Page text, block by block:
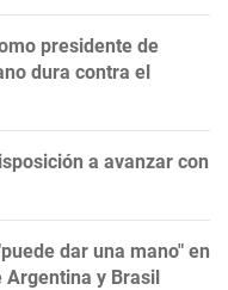
presidente de
dura contra el
a avanzar con
dar una mano" en
y Brasil